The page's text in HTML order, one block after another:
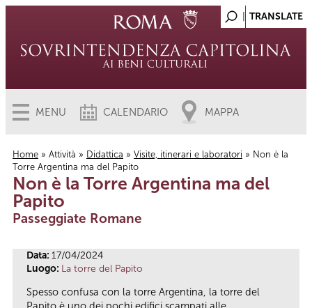
MENU CALENDARIO MAPPA
Tu sei qui
Home » Attività » Didattica » Visite, itinerari e laboratori » Non è la
Torre Argentina ma del Papito
Non è la Torre Argentina ma del
Papito
Passeggiate Romane
Data: 17/04/2024
Luogo: La torre del Papito
Spesso confusa con la torre Argentina, la torre del